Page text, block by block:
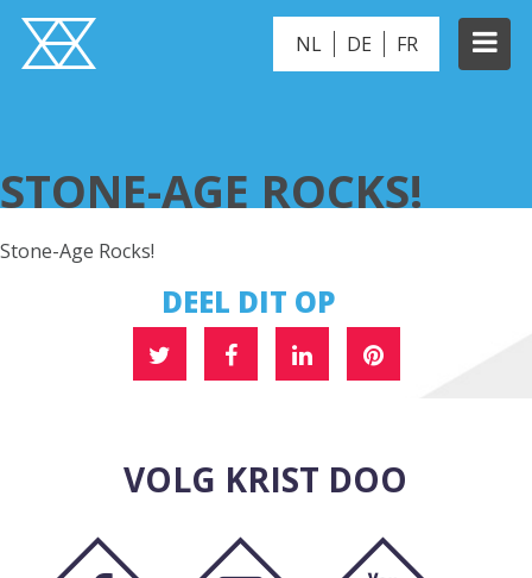
NL DE FR
STONE-AGE ROCKS!
Stone-Age Rocks!
DEEL DIT OP
VOLG KRIST DOO